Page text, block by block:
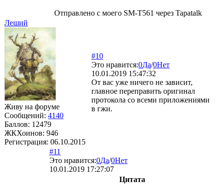
Отправлено с моего SM-T561 через Tapatalk
Леший
Живу на форуме
Сообщений: 4140
Баллов: 12479
ЖКХоинов: 946
Регистрация: 06.10.2015
#10
Это нравится:0Да/0Нет
10.01.2019 15:47:32
От вас уже ничего не зависит,
главное переправить оригинал
протокола со всеми приложениями
в гжи.
#11
Это нравится:0Да/0Нет
10.01.2019 17:27:07
Цитата